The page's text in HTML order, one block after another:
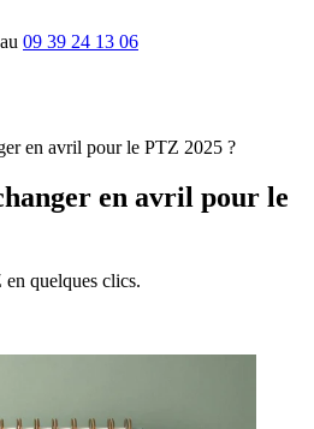
09 39 24 13 06
en avril pour le PTZ 2025 ?
en avril pour le
quelques clics.